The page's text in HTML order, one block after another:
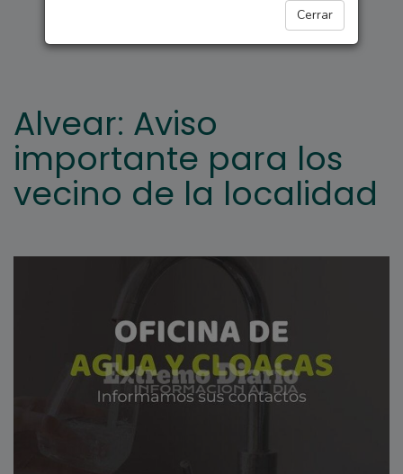
Cerrar
Alvear: Aviso
importante para los
vecino de la localidad